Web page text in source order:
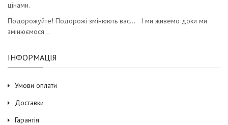
цінами.
Подорожуйте! Подорожі змінюють вас… І ми живемо доки ми
змінюємося…
ІНФОРМАЦІЯ
Умови оплати
Доставки
Гарантія